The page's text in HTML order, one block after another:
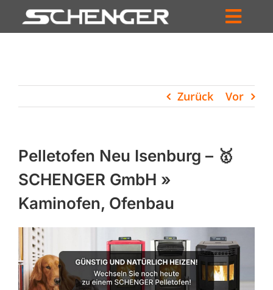
Inhalt
HÄNDLERSUCHE
UNTERNEHMEN
PROFIL
WARENKORB
PRODUCTS
SEARCH
Zurück Vor
Pelletofen Neu Isenburg – 🥇
SCHENGER GmbH »
Kaminofen, Ofenbau